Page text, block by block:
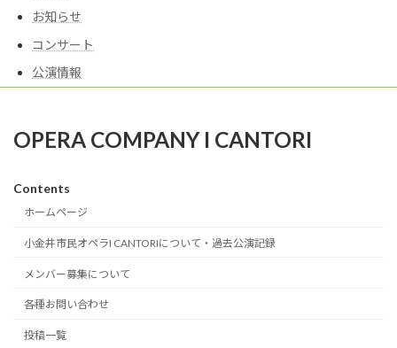
お知らせ
コンサート
公演情報
OPERA COMPANY I CANTORI
Contents
ホームページ
小金井市民オペラI CANTORIについて・過去公演記録
メンバー募集について
各種お問い合わせ
投稿一覧